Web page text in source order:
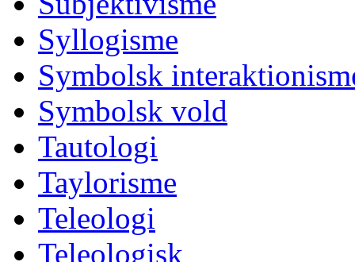
Syllogisme
Symbolsk
Symbolsk vold
Tautologi
Taylorisme
Teleologi
Teleologisk